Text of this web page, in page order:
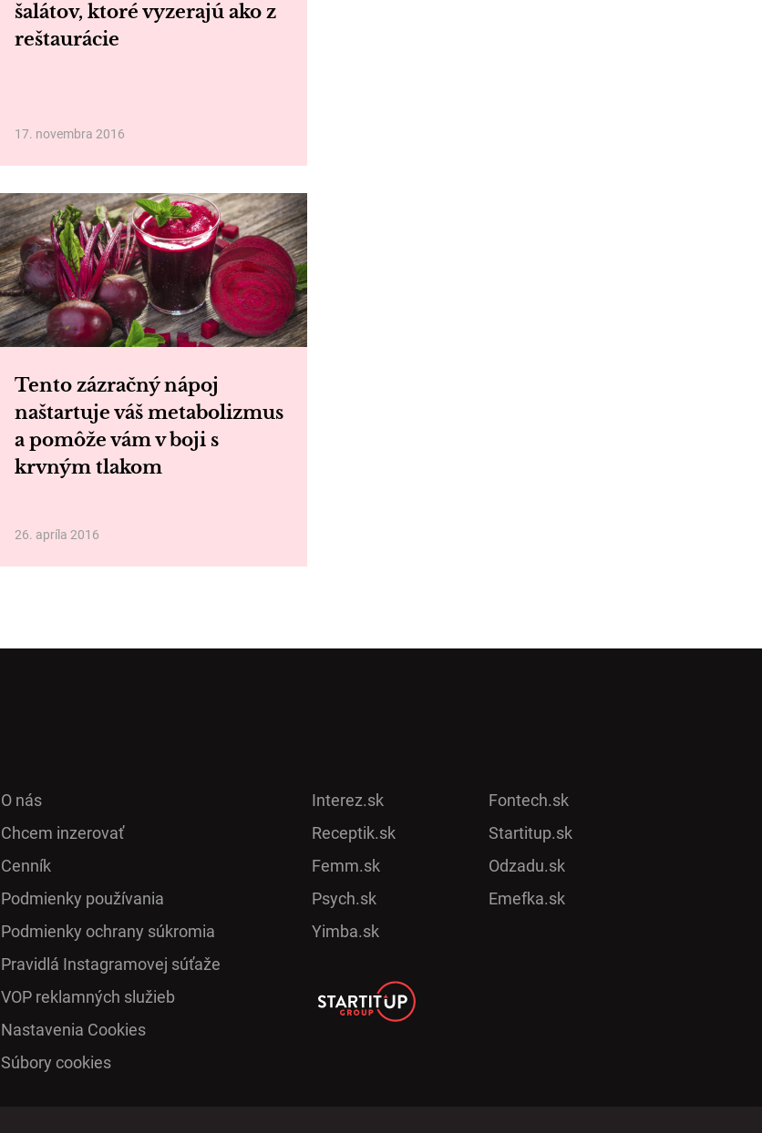
šalátov, ktoré vyzerajú ako z
reštaurácie
17. novembra 2016
Tento zázračný nápoj
naštartuje váš metabolizmus
a pomôže vám v boji s
krvným tlakom
26. apríla 2016
O nás
Chcem inzerovať
Cenník
Podmienky používania
Podmienky ochrany súkromia
Pra­vidlá Ins­ta­gra­mo­vej sú­ťaže
VOP reklamných služieb
Nastavenia Cookies
Súbory cookies
Interez.sk
Receptik.sk
Femm.sk
Psych.sk
Yimba.sk
Fontech.sk
Startitup.sk
Odzadu.sk
Emefka.sk